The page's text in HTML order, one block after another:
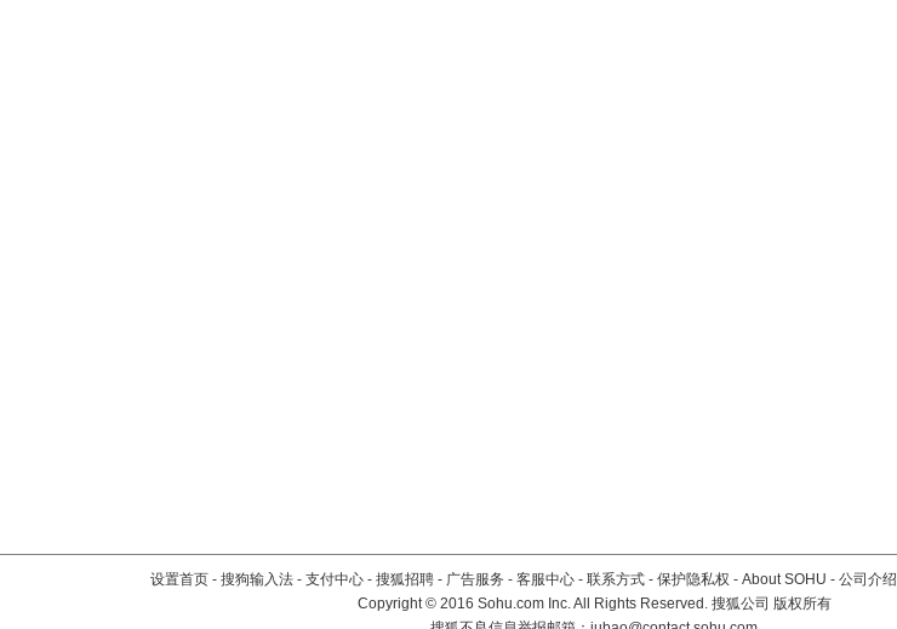
设置首页 - 搜狗输入法 - 支付中心 - 搜狐招聘 - 广告服务 - 客服中心 - 联系方式 - 保护隐私权 - About SOHU - 公司介绍
Copyright©2016 Sohu.com Inc. All Rights Reserved. 搜狐公司 版权所有